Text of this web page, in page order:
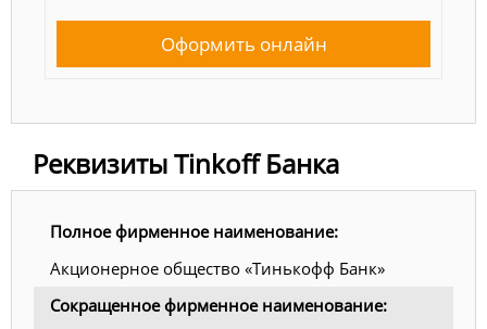
Оформить онлайн
Реквизиты Tinkoff Банка
Полное фирменное наименование:
Акционерное общество «Тинькофф Банк»
Сокращенное фирменное наименование: